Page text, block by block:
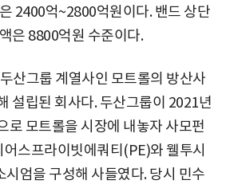
2400억~2800억원이다. 밴드 상단
은 8800억원 수준이다.
산그룹 계열사인 모트롤의 방산사
설립된 회사다. 두산그룹이 2021년
로 모트롤을 시장에 내놓자 사모펀
스프라이빗에쿼티(PE)와 웰투시
엄을 구성해 사들였다. 당시 민수